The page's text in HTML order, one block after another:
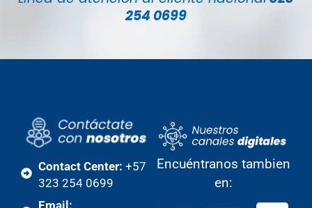
254 0699
Contact Center: +57
323 254 0699
Encuéntranos tambien
en: